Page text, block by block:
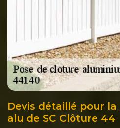
Devis détaillé pour
alu de SC Clôture 44